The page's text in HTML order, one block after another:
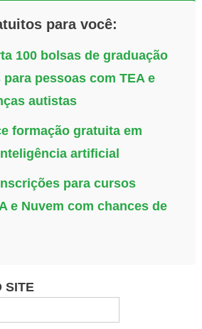
para você:
100 bolsas de graduação
pessoas com TEA e
autistas
formação gratuita em
artificial
para cursos
e Nuvem com chances de
SITE
por: